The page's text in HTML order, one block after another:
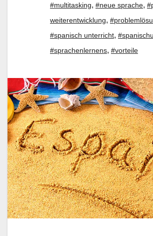
#multitasking, #neue sprache,
weiterentwicklung,
#spanisch unterricht,
#sprachenlernens, #vorteile